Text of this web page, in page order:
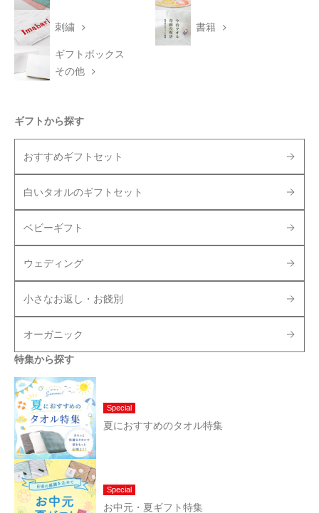
刺繍 書籍
ギフトボックス
その他
ギフトから探す
おすすめギフトセット
白いタオルのギフトセット
ベビーギフト
ウェディング
小さなお返し・お餞別
オーガニック
特集から探す
Special
夏におすすめのタオル特集
Special
お中元・夏ギフト特集